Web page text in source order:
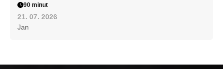
90 minut
21. 07. 2026
Jan